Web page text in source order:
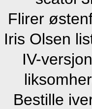
Flirer
Iris Olsen
IV-
Bestille